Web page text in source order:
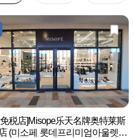
税店]Misope乐天名牌奥特莱斯
(미소페 롯데프리미엄아울렛